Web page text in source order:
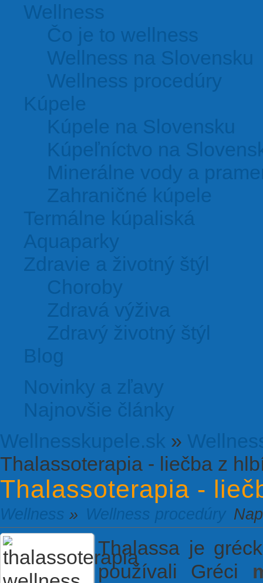
Wellness
Čo je to wellness
Wellness na Slovensku
Wellness procedúry
Kúpele
Kúpele na Slovensku
Kúpeľníctvo na
Minerálne vody a
Zahraničné kúpele
Termálne kúpaliská
Aquaparky
Zdravie a životný štýl
Choroby
Zdravá výživa
Zdravý životný štýl
Blog
Novinky a zľavy
Najnovšie články
Wellnesskupele.sk »
Thalassoterapia - liečba z
Thalassoterapia -
Wellness » Wellness procedúry
Thalassa je
používali Gréci